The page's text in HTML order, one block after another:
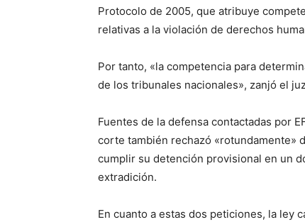
Protocolo de 2005, que atribuye
relativas a la violación de derechos
Por tanto, «la competencia para
de los tribunales nacionales», zanjó el
Fuentes de la defensa contactadas por
corte también rechazó «rotundamente»
cumplir su detención provisional en un
extradición.
En cuanto a estas dos peticiones, la ley